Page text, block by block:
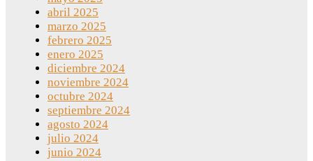
abril 2025
marzo 2025
febrero 2025
enero 2025
diciembre 2024
noviembre 2024
octubre 2024
septiembre 2024
agosto 2024
julio 2024
junio 2024